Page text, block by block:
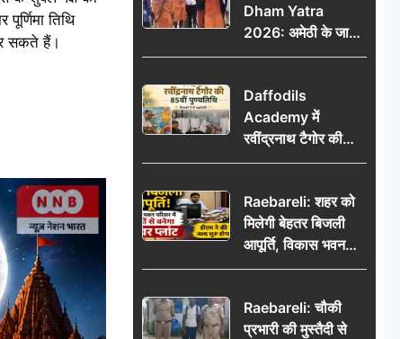
तिथि
सकते हैं।
Dham Yatra
2026: अमेठी के जायस
से बाबा बैद्यनाथ धाम के
का दूसरा जत्था
Daffodils
Academy में
रवींद्रनाथ टैगोर की
85वीं पुण्यतिथि मनाई
श्रद्धांजलि
Raebareli: शहर को
मिलेगी बेहतर बिजली
आपूर्ति, विकास भवन
परिसर में करोड़ों से
Raebareli: चौकी
प्रभारी की मुस्तैदी से